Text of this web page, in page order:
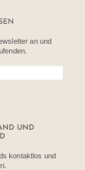
an und
UND
kontaktlos und